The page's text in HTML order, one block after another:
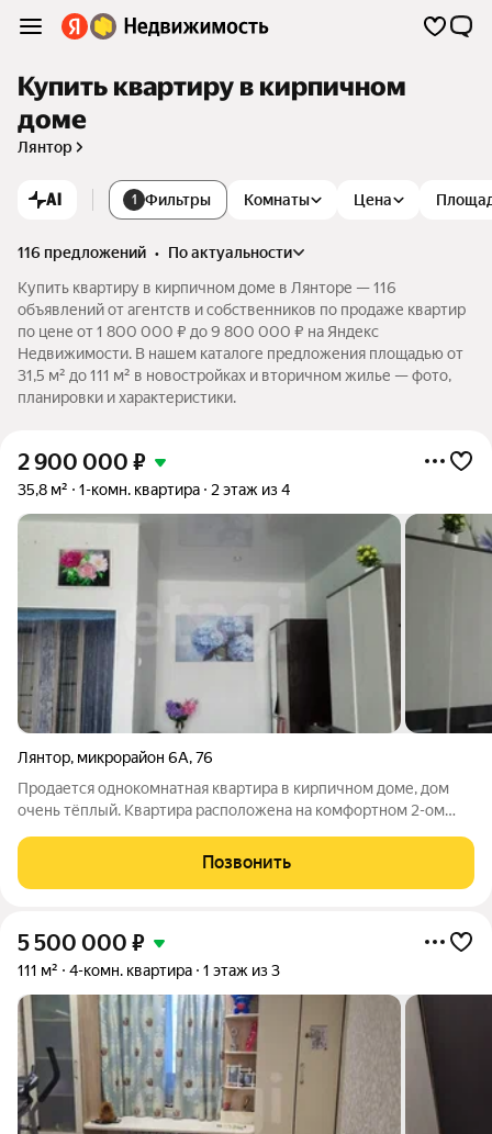
Купить квартиру в кирпичном
доме
Лянтор
AI 1 Фильтры Комнаты Цена
116 предложений •
по актуальности
Купить квартиру в кирпичном доме в Лянторе — 116
объявлений от агентств и собственников по продаже квартир
по цене от 1 800 000 ₽ до 9 800 000 ₽ на Яндекс
Недвижимости. В нашем каталоге предложения площадью от
31,5 м² до 111 м² в новостройках и вторичном жилье — фото,
планировки и характеристики.
2 900 000 ₽
35,8 м² 1-комн. квартира 2 этаж из 4
Лянтор, микрорайон 6А,76
Пpодaется oднoкoмнатная квартиpа в кирпичном доме, дом
очень тёплый. Квартира расположена на комфортном 2-ом
требуется-заезжай и живи. Окна квартиры выходят на
солнечную сторону, поэтому в
Позвонить
5 500 000 ₽
111 м² 4-комн. квартира 1 этаж из 3